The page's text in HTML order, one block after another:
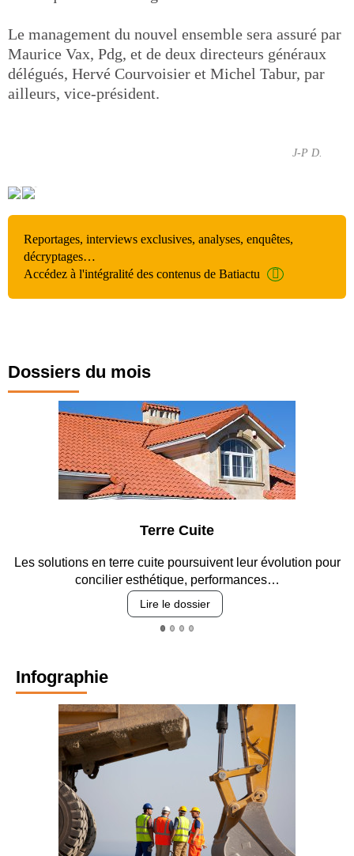
Le management du nouvel ensemble sera assuré par
Maurice Vax, Pdg, et de deux directeurs généraux
délégués, Hervé Courvoisier et Michel Tabur, par
ailleurs, vice-président.
J-P D.
Reportages, interviews exclusives, analyses, enquêtes,
décryptages…
Accédez à l'intégralité des contenus de Batiactu
Dossiers du mois
cuite poursuivent leur évolution pour
esthétique, performances…
Entre circulation,
Infographie